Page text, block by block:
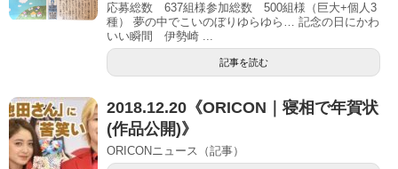
応募総数 637組様参加総数 500組様（巨大+個人3
種） 夢の中でこいのぼりゆらゆら… 記念の日にかわ
いい瞬間 伊勢崎 ...
記事を読む
2018.12.20《ORICON｜寝相で年賀状
(作品公開)》
ORICONニュース（記事）